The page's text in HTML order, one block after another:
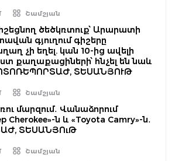
Շամշյան
ծեծկռտուք՝ Արարատի
գյուղում գիշերը
չի եղել. կան 10-ից ավելի
քաղաքացիների՝ հնչել են նաև
ՏԵՍԱՆՅՈՒԹ
Շամշյան
մարզում․ Վանաձորում
Cherokee»-ն և «Toyota Camry»-ն․
ՏԵՍԱՆՅՈւԹ
Շամշյան